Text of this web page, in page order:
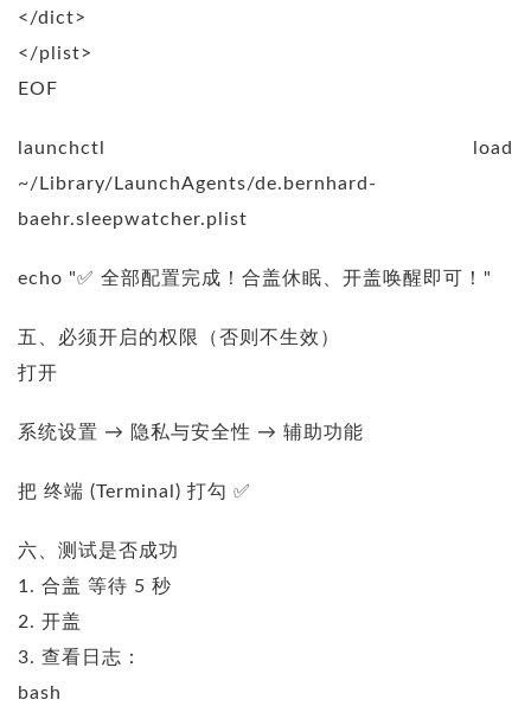
</dict>
</plist>
EOF
launchctl load
~/Library/LaunchAgents/de.bernhard-
baehr.sleepwatcher.plist
echo "✅ 全部配置完成！合盖休眠、开盖唤醒即可！"
五、必须开启的权限（否则不生效）
打开
系统设置 → 隐私与安全性 → 辅助功能
把 终端 (Terminal) 打勾 ✅
六、测试是否成功
1. 合盖 等待 5 秒
2. 开盖
3. 查看日志：
bash